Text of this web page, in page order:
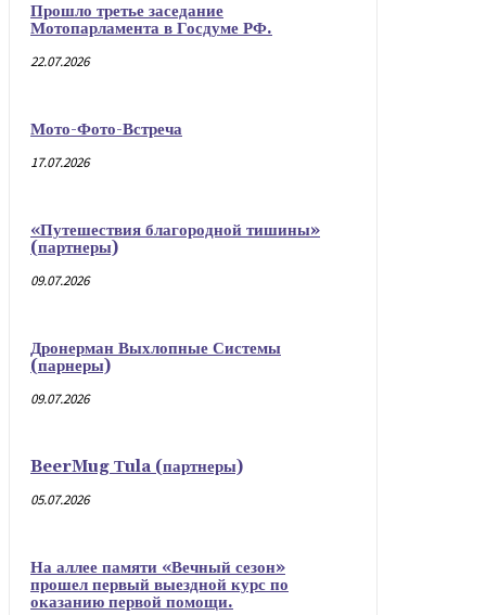
Прошло третье заседание
Мотопарламента в Госдуме РФ.
22.07.2026
Мото-Фото-Встреча
17.07.2026
«Путешествия благородной тишины»
(партнеры)
09.07.2026
Дронерман Выхлопные Системы
(парнеры)
09.07.2026
BeerMug Тula (партнеры)
05.07.2026
На аллее памяти «Вечный сезон»
прошел первый выездной курс по
оказанию первой помощи.